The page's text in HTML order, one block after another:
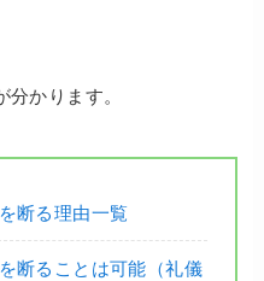
かります。
断る理由一覧
断ることは可能（礼儀